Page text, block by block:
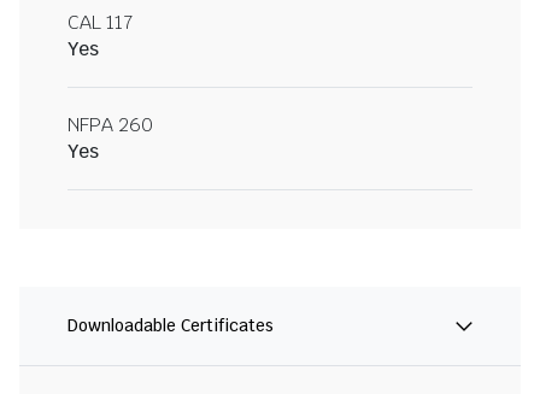
CAL 117
Yes
NFPA 260
Yes
Downloadable Certificates